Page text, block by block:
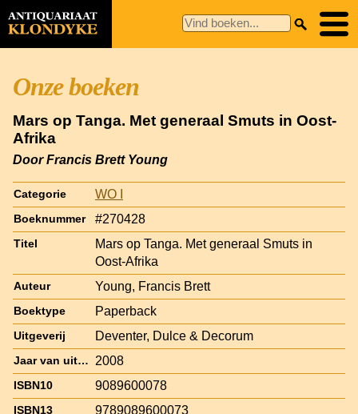
Onze boeken
Mars op Tanga. Met generaal Smuts in Oost-
Afrika
Door Francis Brett Young
Categorie WO I
Boeknummer #270428
Titel
Mars op Tanga. Met generaal Smuts in
Oost-Afrika
Auteur Young, Francis Brett
Boektype Paperback
Uitgeverij Deventer, Dulce & Decorum
Jaar van uitgave 2008
ISBN10 9089600078
ISBN13 9789089600073